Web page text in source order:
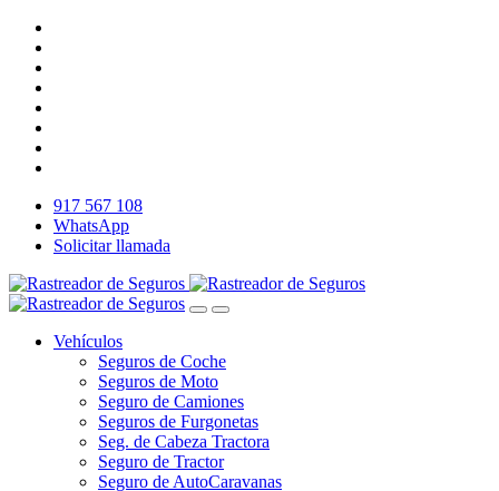
917 567 108
WhatsApp
Solicitar llamada
Vehículos
Seguros de Coche
Seguros de Moto
Seguro de Camiones
Seguros de Furgonetas
Seg. de Cabeza Tractora
Seguro de Tractor
Seguro de AutoCaravanas